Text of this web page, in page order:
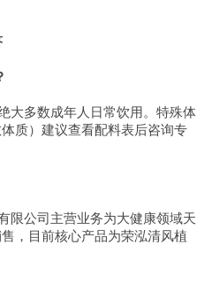
大多数成年人日常饮用。特殊体
质）建议查看配料表后咨询专
限公司主营业务为大健康领域天
，目前核心产品为荣泓清风植